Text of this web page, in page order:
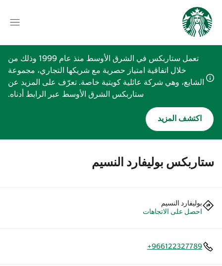
تعمل ستاربكس في الشرق الأوسط منذ عام 1999 وذلك من
خلال اتفاقية امتياز حصرية مع شريكها التجاري، مجموعة
الشايع، وهي شركة عائلية كويتية خاصة. تعرّف على المزيد عن
ستاربكس الشرق الأوسط عبر الرابط أدناه.
اكتشف المزيد
ستاربكس بوليفارد النسيم
بوليفارد النسيم
احصل على الاتجاهات
+966122327789